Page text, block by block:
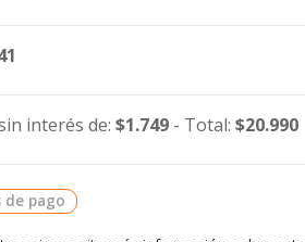
interés de: $1.749- Total: $20.990
de pago